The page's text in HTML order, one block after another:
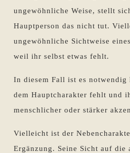
ungewöhnliche Weise, stellt
Hauptperson das nicht tut.
ungewöhnliche Sichtweise
weil ihr selbst etwas fehlt.
In diesem Fall ist es notwendig
dem Hauptcharakter fehlt und
menschlicher oder stärker
Vielleicht ist der
Ergänzung. Seine Sicht auf die